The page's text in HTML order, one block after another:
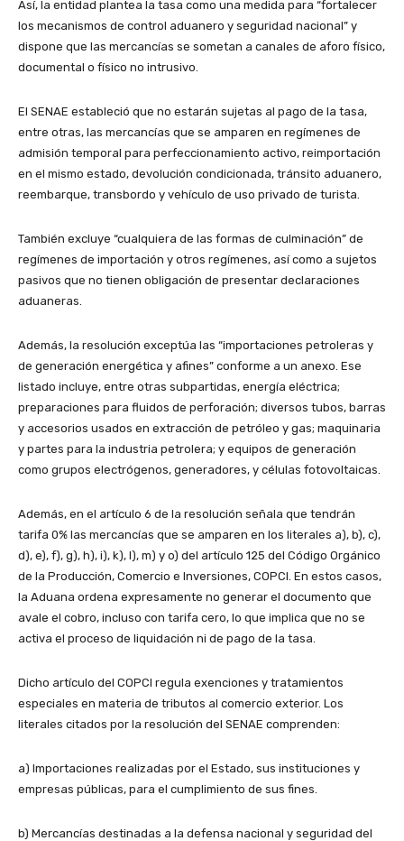
Así, la entidad plantea la tasa como una medida para “fortalecer
los mecanismos de control aduanero y seguridad nacional” y
dispone que las mercancías se sometan a canales de aforo físico,
documental o físico no intrusivo.
El SENAE estableció que no estarán sujetas al pago de la tasa,
entre otras, las mercancías que se amparen en regímenes de
admisión temporal para perfeccionamiento activo, reimportación
en el mismo estado, devolución condicionada, tránsito aduanero,
reembarque, transbordo y vehículo de uso privado de turista.
También excluye “cualquiera de las formas de culminación” de
regímenes de importación y otros regímenes, así como a sujetos
pasivos que no tienen obligación de presentar declaraciones
aduaneras.
Además, la resolución exceptúa las “importaciones petroleras y
de generación energética y afines” conforme a un anexo. Ese
listado incluye, entre otras subpartidas, energía eléctrica;
preparaciones para fluidos de perforación; diversos tubos, barras
y accesorios usados en extracción de petróleo y gas; maquinaria
y partes para la industria petrolera; y equipos de generación
como grupos electrógenos, generadores, y células fotovoltaicas.
Además, en el artículo 6 de la resolución señala que tendrán
tarifa 0% las mercancías que se amparen en los literales a), b), c),
d), e), f), g), h), i), k), l), m) y o) del artículo 125 del Código Orgánico
de la Producción, Comercio e Inversiones, COPCI. En estos casos,
la Aduana ordena expresamente no generar el documento que
avale el cobro, incluso con tarifa cero, lo que implica que no se
activa el proceso de liquidación ni de pago de la tasa.
Dicho artículo del COPCI regula exenciones y tratamientos
especiales en materia de tributos al comercio exterior. Los
literales citados por la resolución del SENAE comprenden:
a) Importaciones realizadas por el Estado, sus instituciones y
empresas públicas, para el cumplimiento de sus fines.
b) Mercancías destinadas a la defensa nacional y seguridad del